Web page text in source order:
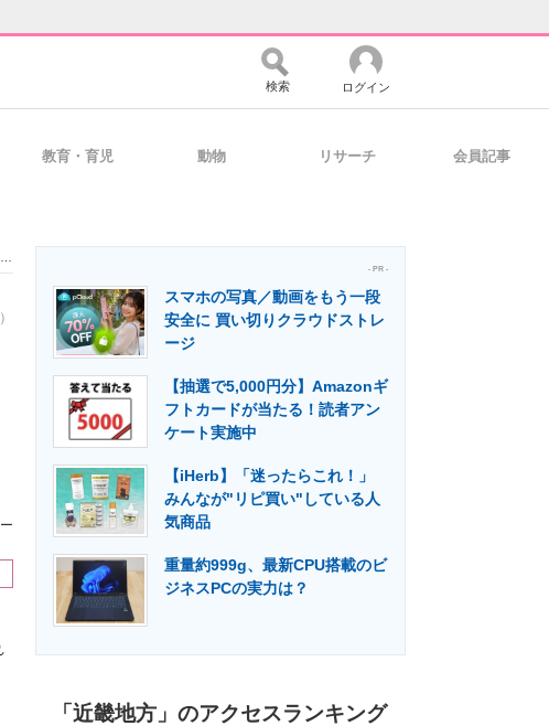
ーダーのコミュニティ マーケ×ITの今がよく分かる
のIT導入・活用を支援
ギーの専門メディア 建設×テクノロジーの最前線
検索 ログイン
教育・育児 動物 リサーチ 会員記事
- PR -
スマホの写真／動画をもう一段
安全に 買い切りクラウドストレ
ージ
【抽選で5,000円分】Amazonギ
フトカードが当たる！読者アン
ケート実施中
【iHerb】「迷ったらこれ！」
みんなが"リピ買い"している人
気商品
重量約999g、最新CPU搭載のビ
ジネスPCの実力は？
「近畿地方」のアクセスランキング